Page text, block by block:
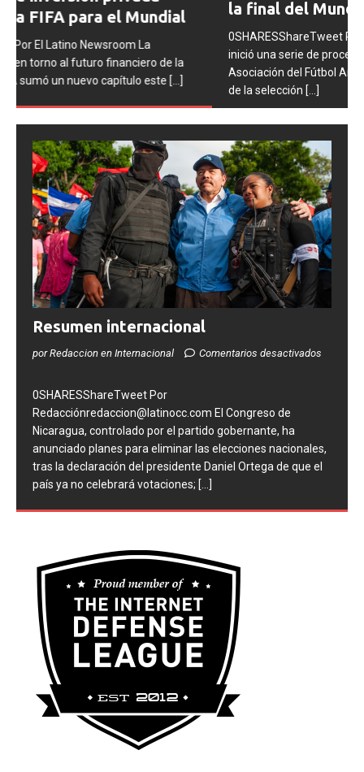
la final del Mundial 2026
0SHARESShareTweet Por El Latino Newsroom La FIFA
inició una serie de procesos disciplinarios contra la
Asociación del Fútbol Argentino (AFA), cuatro integrantes
[...]
Resumen internacional
0SHARESShareTweet Por
Redacciónredaccion@latinocc.com El Congreso de
Nicaragua, controlado por el partido gobernante, ha
anunciado planes para eliminar las elecciones nacionales,
tras la declaración del presidente Daniel Ortega de que el
país ya no celebrará votaciones; [...]